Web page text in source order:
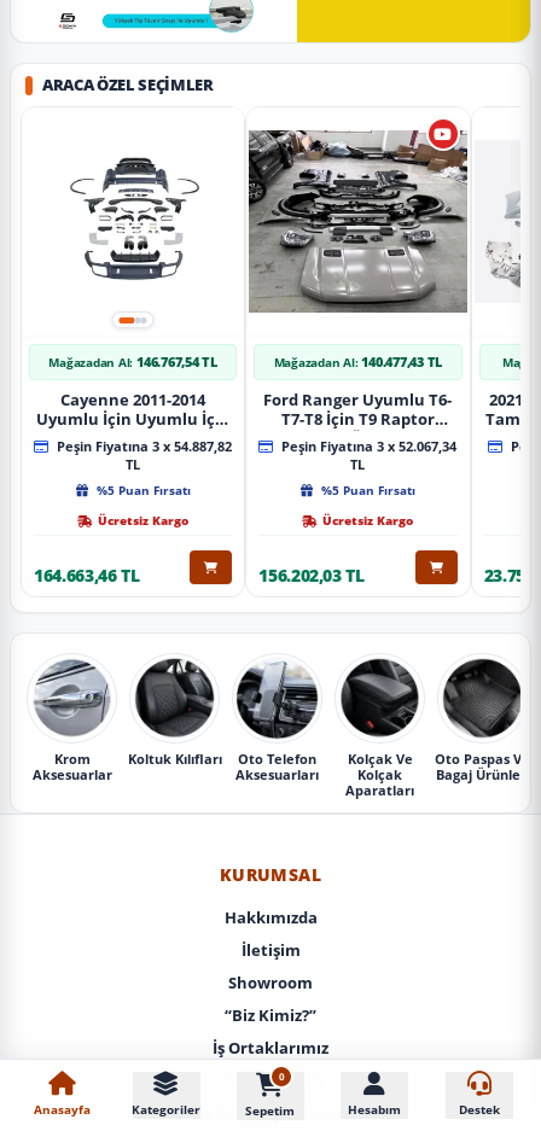
ARACA ÖZEL SEÇIMLER
Mağazadan Al: 146.767,54 TL
Cayenne 2011-2014
Uyumlu İçin Uyumlu İçin
2019+ Bagaj Facelift
Parça
Peşin Fiyatına 3 x 54.887,82
TL
%5 Puan Fırsatı
Ücretsiz Kargo
164.663,46 TL
Mağazadan Al: 140.477,43 TL
Ford Ranger Uyumlu T6-
T7-T8 İçin T9 Raptor
Dönüşüm (Ön Arka Full)
Parça
Peşin Fiyatına 3 x 52.067,34
TL
%5 Puan Fırsatı
Ücretsiz Kargo
156.202,03 TL
2021+
Krom
Aksesuarlar
Koltuk Kılıfları
Oto Telefon
Aksesuarları
Kolçak Ve
Kolçak
Aparatları
Oto Paspas Ve
Bagaj Ürünleri
KURUMSAL
Hakkımızda
İletişim
Showroom
“Biz Kimiz?”
İş Ortaklarımız
KVKK / Gizlilik
Mesafeli Satış Sözleşmesi
Anasayfa Kategoriler
0
Sepetim Hesabım Destek